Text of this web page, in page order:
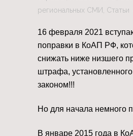
региональных СМИ
Статьи
16 февраля 2021
поправки в КоАП РФ,
снижать ниже низшего
штрафа,
законом!!!
Но для начала немного
В январе 2015 года в